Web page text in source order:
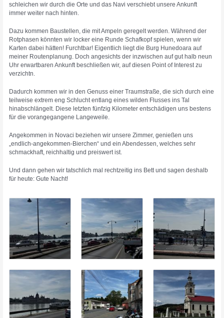
schleichen wir durch die Orte und das Navi verschiebt unsere Ankunft
immer weiter nach hinten.
Dazu kommen Baustellen, die mit Ampeln geregelt werden. Während der
Rotphasen könnten wir locker eine Runde Schafkopf spielen, wenn wir
Karten dabei hätten! Furchtbar! Eigentlich liegt die Burg Hunedoara auf
meiner Routenplanung. Doch angesichts der inzwischen auf gut halb neun
Uhr erwartbaren Ankunft beschließen wir, auf diesen Point of Interest zu
verzichtn.
Dadurch kommen wir in den Genuss einer Traumstraße, die sich durch eine
teilweise extrem eng Schlucht entlang eines wilden Flusses ins Tal
hinabschlängelt. Diese letzten fünfzig Kilometer entschädigen uns bestens
für die vorangegangene Langeweile.
Angekommen in Novaci beziehen wir unsere Zimmer, genießen uns
„endlich-angekommen-Bierchen“ und ein Abendessen, welches sehr
schmackhaft, reichhaltig und preiswert ist.
Und dann gehen wir tatschlich mal rechtzeitig ins Bett und sagen deshalb
für heute: Gute Nacht!